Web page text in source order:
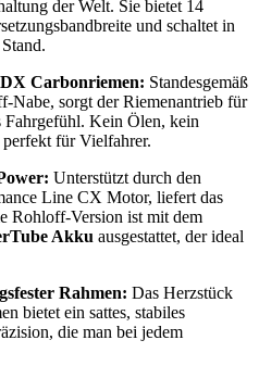
der Welt. Sie bietet 14
und schaltet in
Carbonriemen: Standesgemäß
Nabe, sorgt der Riemenantrieb für
Fahrgefühl. Kein Ölen, kein
für Vielfahrer.
Unterstützt durch den
Line CX Motor, liefert das
Rohloff-Version ist mit dem
Akku ausgestattet, der ideal
Rahmen: Das Herzstück
bietet ein sattes, stabiles
die man bei jedem